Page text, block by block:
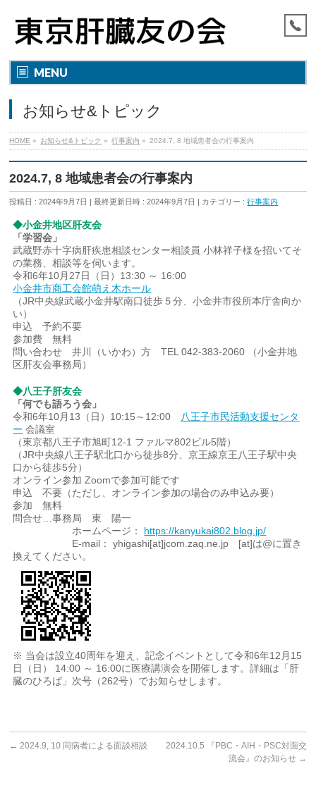
MENU
お知らせ&トピック
HOME » お知らせ&トピック » 行事案内 » 2024.7, 8 地域患者会の行事案内
2024.7, 8 地域患者会の行事案内
投稿日 : 2024年9月7日 最終更新日時 : 2024年9月7日 カテゴリー :行事案内
◆小金井地区肝友会
「学習会」
武蔵野赤十字病肝疾患相談センター相談員 小林祥子様を招いてそ
の業務、相談等を伺います。
令和6年10月27日（日）13:30 ～ 16:00
小金井市商工会館萌え木ホール
（JR中央線武蔵小金井駅南口徒歩５分、小金井市役所本庁舎向か
い）
申込 予約不要
参加費 無料
問い合わせ 井川（いかわ）方 TEL 042-383-2060 （小金井地
区肝友会事務局）
◆八王子肝友会
「何でも語ろう会」
令和6年10月13（日）10:15～12:00 八王子市民活動支援センタ
ー 会議室
（東京都八王子市旭町12-1 ファルマ802ビル5階）
（JR中央線八王子駅北口から徒歩8分、京王線京王八王子駅中央
口から徒歩5分）
オンライン参加 Zoomで参加可能です
申込 不要（ただし、オンライン参加の場合のみ申込み要）
参加 無料
問合せ…事務局 東 陽一
ホームページ： https://kanyukai802.blog.jp/
E-mail： yhigashi[at]jcom.zaq.ne.jp [at]は@に置き
換えてください。
※ 当会は設立40周年を迎え、記念イベントとして令和6年12月15
日（日） 14:00 ～ 16:00に医療講演会を開催します。詳細は「肝
臓のひろば」次号（262号）でお知らせします。
← 2024.9, 10 同病者による面談相談
2024.10.5 『PBC・AIH・PSC対面交
流会』のお知らせ →